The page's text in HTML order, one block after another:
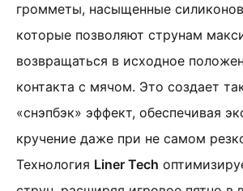
громметы, насыщенные
которые позволяют струнам
возвращаться в исходное
контакта с мячом. Это создает
«снэпбэк» эффект, обеспечивая
кручение даже при не самом
Технология Liner Tech